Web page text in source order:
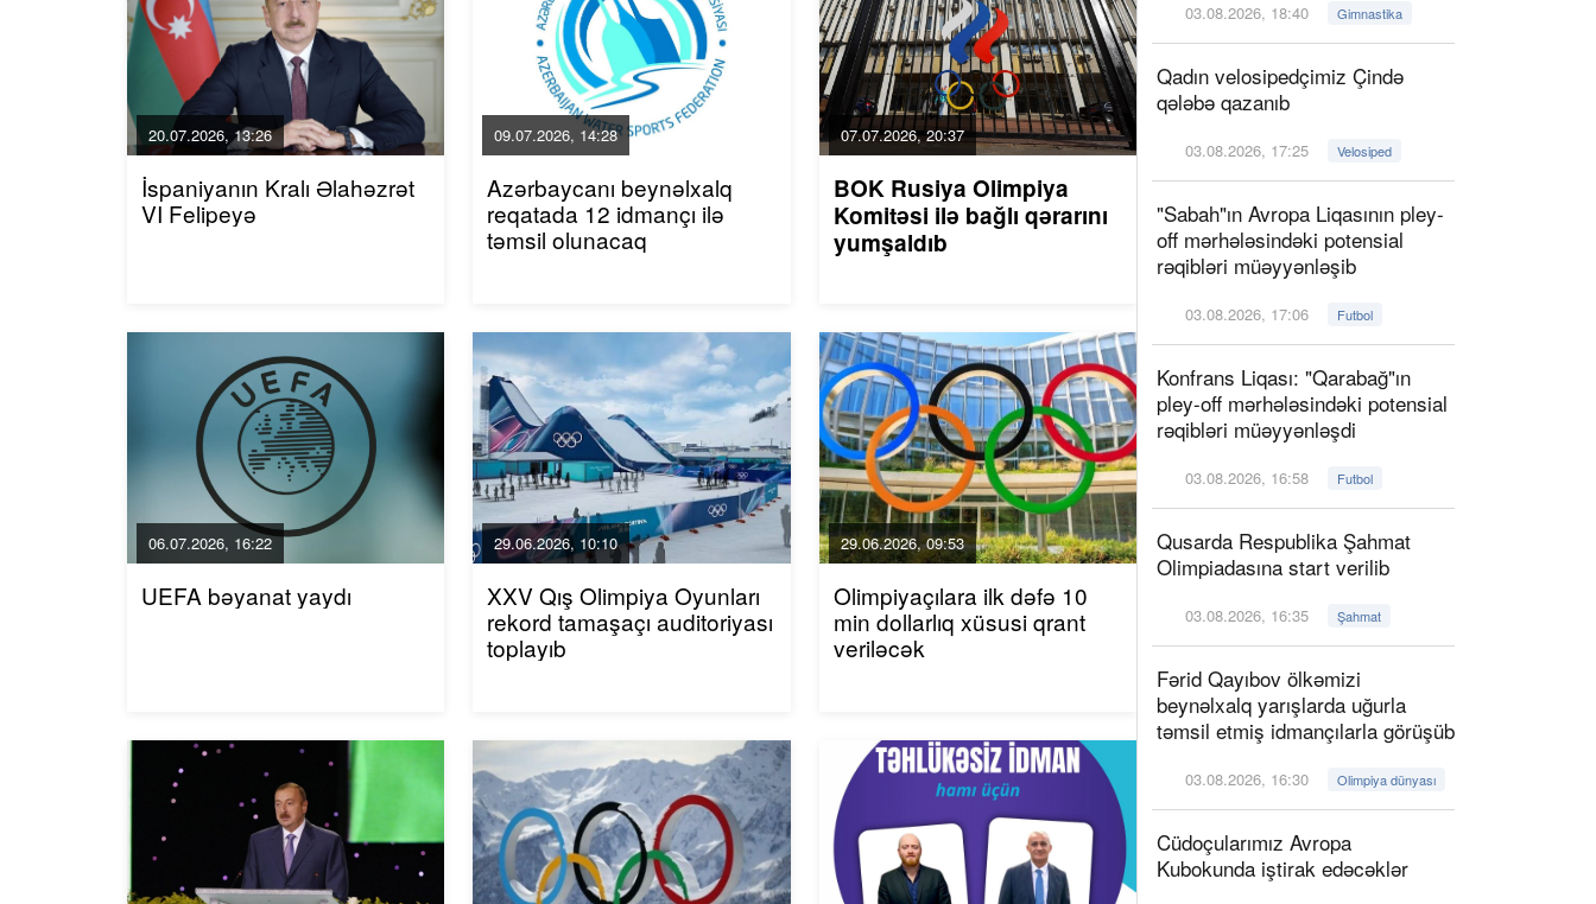
20.07.2026, 13:26
İspaniyanın Kralı Əlahəzrət
VI Felipeyə
09.07.2026, 14:28
Azərbaycanı beynəlxalq
reqatada 12 idmançı ilə
təmsil olunacaq
07.07.2026, 20:37
BOK Rusiya Olimpiya
Komitəsi ilə bağlı qərarını
yumşaldıb
06.07.2026, 16:22
UEFA bəyanat yaydı
29.06.2026, 10:10
XXV Qış Olimpiya Oyunları
rekord tamaşaçı auditoriyası
toplayıb
29.06.2026, 09:53
Olimpiyaçılara ilk dəfə 10
min dollarlıq xüsusi qrant
veriləcək
03.08.2026, 18:40 Gimnastika
Qadın velosipedçimiz Çində
qələbə qazanıb
03.08.2026, 17:25 Velosiped
"Sabah"ın Avropa Liqasının pley-
off mərhələsindəki potensial
rəqibləri müəyyənləşib
03.08.2026, 17:06 Futbol
Konfrans Liqası: "Qarabağ"ın
pley-off mərhələsindəki potensial
rəqibləri müəyyənləşdi
03.08.2026, 16:58 Futbol
Qusarda Respublika Şahmat
Olimpiadasına start verilib
03.08.2026, 16:35 Şahmat
Fərid Qayıbov ölkəmizi
beynəlxalq yarışlarda uğurla
təmsil etmiş idmançılarla görüşüb
03.08.2026, 16:30 Olimpiya dünyası
Cüdoçularımız Avropa
Kubokunda iştirak edəcəklər